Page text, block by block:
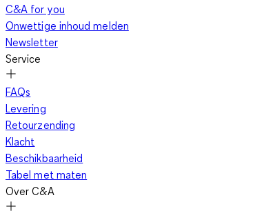
C&A for you
Onwettige inhoud melden
Newsletter
Service
FAQs
Levering
Retourzending
Klacht
Beschikbaarheid
Tabel met maten
Over C&A